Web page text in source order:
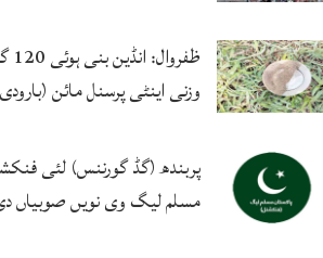
وزنی اینٹی پرسنل مائن (بارودی
پربندھ (گڈ گورننس) لئی
مسلم لیگ وی نویں صوبیاں